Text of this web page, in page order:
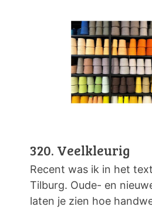
320. Veelkleurig
Recent was ik in het
Tilburg. Oude- en
laten je zien hoe